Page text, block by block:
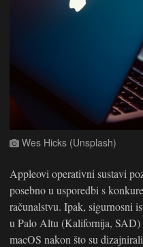
Wes Hicks (Unsplash)
Appleovi operativni sustavi
posebno u usporedbi s
računalstvu. Ipak, sigurnosni
u Palo Altu (Kalifornija, SAD)
macOS nakon što su